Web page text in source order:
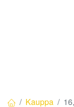
Kauppa